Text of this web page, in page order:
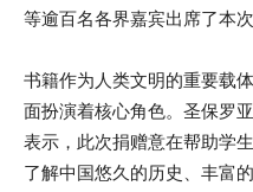
等逾百名各界嘉宾出席了本次
书籍作为人类文明的重要载
面扮演着核心角色。圣保罗
表示，此次捐赠意在帮助学
了解中国悠久的历史、丰富